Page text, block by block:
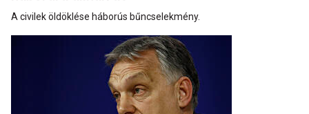
A civilek öldöklése háborús bűncselekmény.